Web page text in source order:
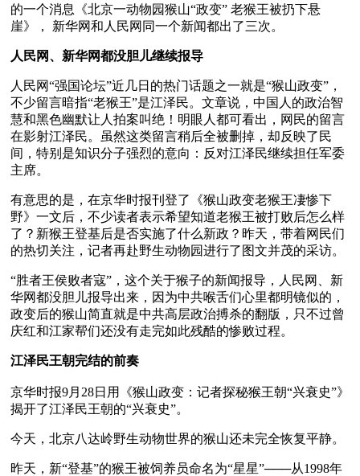
的一个消息《北京一动物园猴山“政变” 老猴王被扔下悬
崖》， 新华网和人民网同一个新闻都出了三次。
人民网、新华网都没胆儿继续报导
人民网“强国论坛”近几日的热门话题之一就是“猴山政变”，
不少留言暗指“老猴王”是江泽民。文章说，中国人的政治智
慧和黑色幽默让人拍案叫绝！明眼人都可看出，网民的留言
在影射江泽民。虽然这类留言稍后全被删掉，却反映了民
间，特别是知识分子强烈的意向：反对江泽民继续担任军委
主席。
有意思的是，在京华时报刊登了《猴山政变老猴王凄惨下
野》一文后，不少读者表示希望知道老猴王被打败后怎么样
了？新猴王登基后是否实施了什么新政？昨天，带着网民们
的热切关注，记者再赴野生动物园进行了图文并茂的采访。
“胜者王侯败者寇”，这个关于猴子的新闻报导，人民网、新
华网都没胆儿报导出来，因为中共喉舌们心里都明镜似的，
政变后的猴山简直就是中共高层政治搏杀的翻版，只不过曾
庆红和江家帮们还没有走完如此残酷的惨败过程。
江泽民王朝完结的前奏
京华时报9月28日用《猴山政变：记者探秘猴王朝“兴衰史”》
揭开了江泽民王朝的“兴衰史”。
今天，北京八达岭野生动物世界的猴山还未完全恢复平静。
昨天，新“登基”的猴王被饲养员命名为“星星”───从1998年